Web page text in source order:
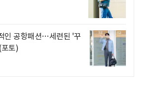
인 공항패션…세련된 '꾸
토)